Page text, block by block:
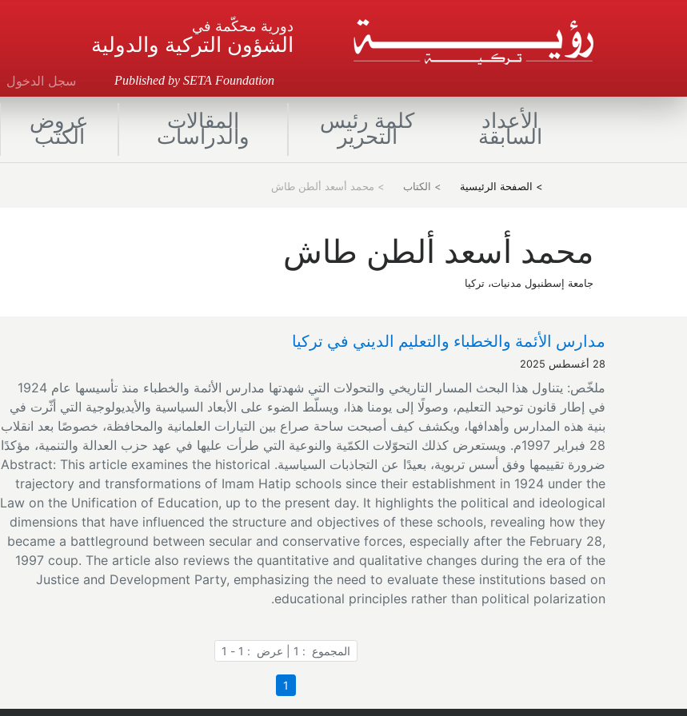
دورية محكّمة في
الشؤون التركية والدولية
Published by SETA Foundation سجل الدخول
الأعداد
السابقة
كلمة رئيس
التحرير
المقالات
والدراسات
عروض
الكتب
> الصفحة الرئيسية > الكتاب > محمد أسعد ألطن طاش
محمد أسعد ألطن طاش
جامعة إسطنبول مدنيات، تركيا
مدارس الأئمة والخطباء والتعليم الديني في تركيا
28 أغسطس 2025
ملخّص: يتناول هذا البحث المسار التاريخي والتحولات التي شهدتها مدارس الأئمة والخطباء منذ تأسيسها عام 1924
في إطار قانون توحيد التعليم، وصولًا إلى يومنا هذا، ويسلّط الضوء على الأبعاد السياسية والأيديولوجية التي أثّرت في
بنية هذه المدارس وأهدافها، ويكشف كيف أصبحت ساحة صراع بين التيارات العلمانية والمحافظة، خصوصًا بعد انقلاب
28 فبراير 1997م. ويستعرض كذلك التحوّلات الكمّية والنوعية التي طرأت عليها في عهد حزب العدالة والتنمية، مؤكدًا
ضرورة تقييمها وفق أسس تربوية، بعيدًا عن التجاذبات السياسية. Abstract: This article examines the historical
trajectory and transformations of Imam Hatip schools since their establishment in 1924 under the
Law on the Unification of Education, up to the present day. It highlights the political and ideological
dimensions that have influenced the structure and objectives of these schools, revealing how they
became a battleground between secular and conservative forces, especially after the February 28,
1997 coup. The article also reviews the quantitative and qualitative changes during the era of the
Justice and Development Party, emphasizing the need to evaluate these institutions based on
educational principles rather than political polarization.
المجموع : 1 | عرض : 1 - 1
1